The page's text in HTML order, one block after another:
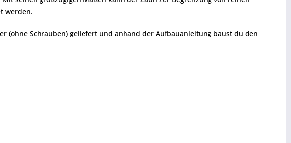
werden.
(ohne Schrauben) geliefert und anhand der Aufbauanleitung baust du den